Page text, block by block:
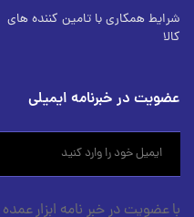
شرایط همکاری با تامین کننده های
کالا
عضویت در خبرنامه ایمیلی
با عضویت در خبر نامه ابزار عمده